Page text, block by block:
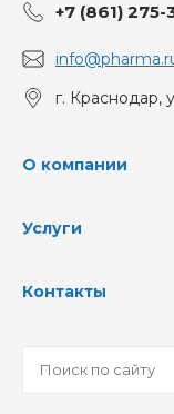
+7 (861)
г. Краснодар,
О компании
Услуги
Контакты